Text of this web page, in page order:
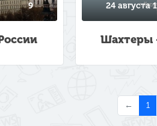
9 24 августа
Шахтеры
← 1